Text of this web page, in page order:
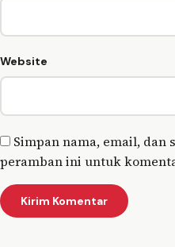
Website
Simpan nama, email, dan
peramban ini untuk